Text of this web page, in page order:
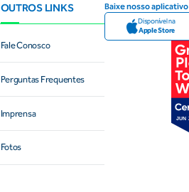
OUTROS LINKS
Fale Conosco
Perguntas Frequentes
Imprensa
Fotos
Baixe nosso aplicativo
Disponível na
Apple Store